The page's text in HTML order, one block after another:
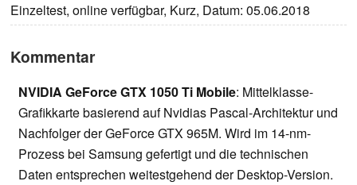
Einzeltest, online verfügbar, Kurz, Datum: 05.06.2018
Kommentar
NVIDIA GeForce GTX 1050 Ti Mobile: Mittelklasse-
Grafikkarte basierend auf Nvidias Pascal-Architektur und
Nachfolger der GeForce GTX 965M. Wird im 14-nm-
Prozess bei Samsung gefertigt und die technischen
Daten entsprechen weitestgehend der Desktop-Version.